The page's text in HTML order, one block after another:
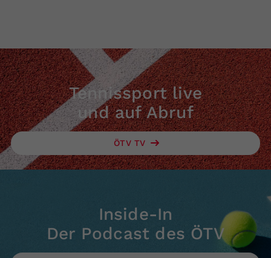
Tennissport live
und auf Abruf
ÖTV TV
Inside-In
Der Podcast des ÖTV